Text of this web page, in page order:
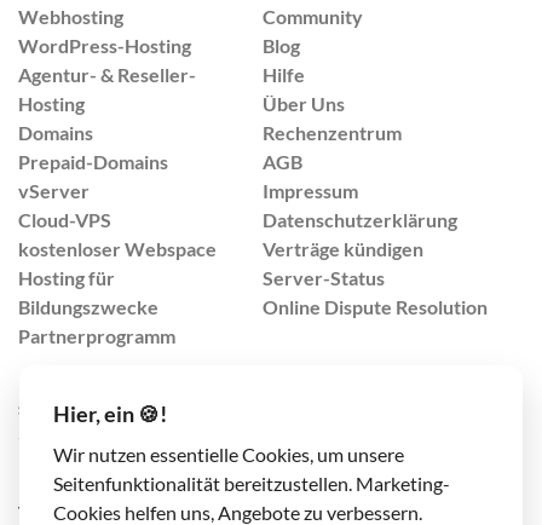
Webhosting
WordPress-Hosting
Agentur- & Reseller-
Hosting
Domains
Prepaid-Domains
vServer
Cloud-VPS
kostenloser Webspace
Hosting für
Bildungszwecke
Partnerprogramm
Community
Blog
Hilfe
Über Uns
Rechenzentrum
AGB
Impressum
Datenschutzerklärung
Verträge kündigen
Server-Status
Online Dispute Resolution
support@lima-city.de
+49 421 408 9999 4
(Mo-Fr von 8:00-17:00 Uhr)
TrafficPlex GmbH
Hier, ein 🍪!
Wir nutzen essentielle Cookies, um unsere
Seitenfunktionalität bereitzustellen. Marketing-
Cookies helfen uns, Angebote zu verbessern.